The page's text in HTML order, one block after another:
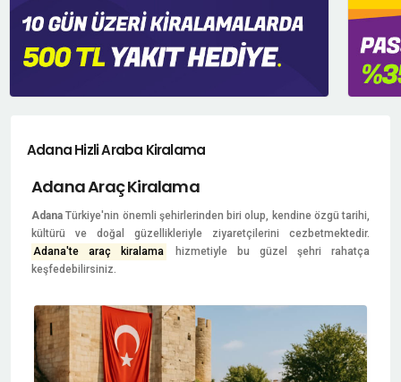
Adana Hizli Araba Kiralama
Adana Araç Kiralama
Adana Türkiye'nin önemli şehirlerinden biri olup, kendine özgü tarihi,
kültürü ve doğal güzellikleriyle ziyaretçilerini cezbetmektedir.
Adana'te araç kiralama
hizmetiyle bu güzel şehri rahatça
keşfedebilirsiniz.